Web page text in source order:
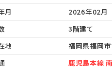
月
2026年02月
3階建て
地
福岡県福岡
鹿児島本線